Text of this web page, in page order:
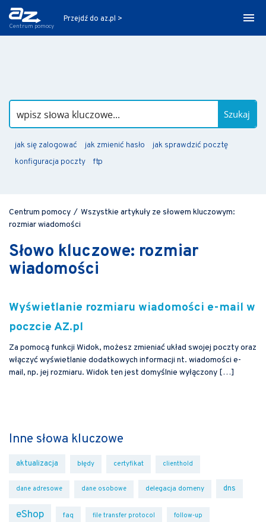
Centrum pomocy
Przejdź do az.pl >
Szukaj
jak się zalogować jak zmienić hasło
jak sprawdzić pocztę
konfiguracja poczty
ftp
Centrum pomocy / Wszystkie artykuły ze słowem kluczowym:
rozmiar wiadomości
Słowo kluczowe: rozmiar
wiadomości
Wyświetlanie rozmiaru wiadomości e-mail w
poczcie AZ.pl
Za pomocą funkcji Widok, możesz zmieniać układ swojej poczty oraz
włączyć wyświetlanie dodatkowych informacji nt. wiadomości e-
mail, np. jej rozmiaru. Widok ten jest domyślnie wyłączony […]
Inne słowa kluczowe
aktualizacja błędy certyfikat clienthold
dane adresowe dane osobowe delegacja domeny dns
eShop faq file transfer protocol follow-up